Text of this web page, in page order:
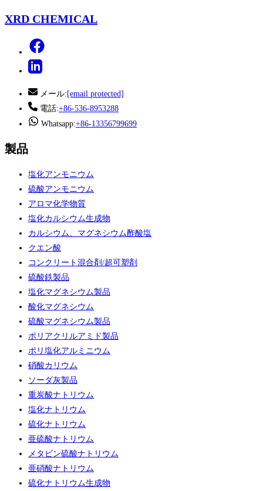
XRD CHEMICAL
メール:[email protected]
電話:+86-536-8953288
Whatsapp:+86-13356799699
製品
塩化アンモニウム
硫酸アンモニウム
アロマ化学物質
塩化カルシウム生成物
カルシウム、マグネシウム酢酸塩
クエン酸
コンクリート混合剤/超可塑剤
硫酸鉄製品
塩化マグネシウム製品
酸化マグネシウム
硫酸マグネシウム製品
ポリアクリルアミド製品
ポリ塩化アルミニウム
硝酸カリウム
ソーダ灰製品
重炭酸ナトリウム
塩化ナトリウム
硫化ナトリウム
亜硫酸ナトリウム
メタビン硫酸ナトリウム
亜硝酸ナトリウム
硫化ナトリウム生成物